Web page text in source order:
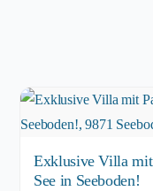
Exklusive Villa
See in Seeboden!